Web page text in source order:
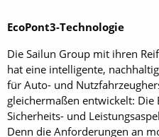
EcoPont3-Technologie
Die Sailun Group mit ihren
hat eine intelligente,
für Auto- und
gleichermaßen entwickelt: Die
Sicherheits- und
Denn die Anforderungen an